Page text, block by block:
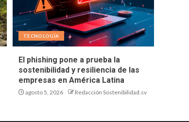
TECNOLOGÍA
El phishing pone a prueba la
sostenibilidad y resiliencia de las
empresas en América Latina
agosto 5, 2026 Redacción Sostenibilidad.sv